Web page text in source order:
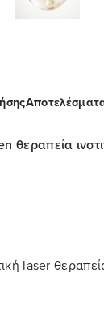
θεραπεία
laser